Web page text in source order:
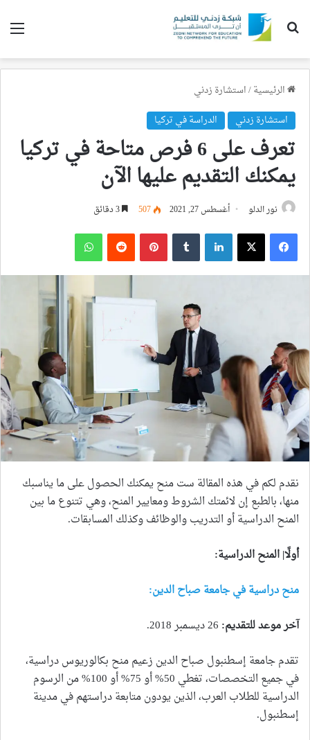
بحث عن
الرئيسية/استشارة زدني
استشارة زدني
الدراسة في تركيا
تعرف على 6 فرص متاحة في تركيا
يمكنك التقديم عليها الآن
نور الدلو أغسطس 27, 2021 507
فيسبوك ‫X لينكدإن بينتيريست واتساب
نقدم لكم في هذه المقالة ست منح يمكنك الحصول على ما يناسبك
منها، بالطبع إن لائمتك الشروط ومعايير المنح، وهي تتنوع ما بين
المنح الدراسية أو التدريب والوظائف وكذلك المسابقات.
أولًا| المنح الدراسية:
منح دراسية في جامعة صباح الدين:
آخر موعد للتقديم:
تقدم جامعة إسطنبول صباح الدين زعيم منح بكالوريوس دراسية،
في جميع التخصصات، تغطي 50% أو 75% أو 100% من الرسوم
الدراسية للطلاب العرب، الذين يودون متابعة دراستهم في مدينة
إسطنبول.